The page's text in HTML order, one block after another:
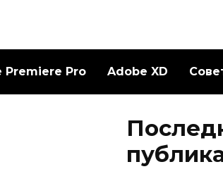
Premiere Pro Adobe XD